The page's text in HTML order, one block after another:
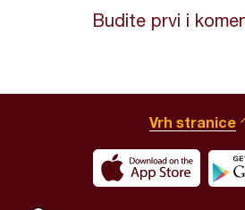
Budite prvi i
Vrh stranice